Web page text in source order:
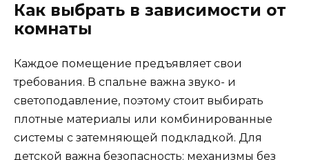
Как выбрать в зависимости от
комнаты
Каждое помещение предъявляет свои
требования. В спальне важна звуко- и
светоподавление, поэтому стоит выбирать
плотные материалы или комбинированные
системы с затемняющей подкладкой. Для
детской важна безопасность: механизмы без